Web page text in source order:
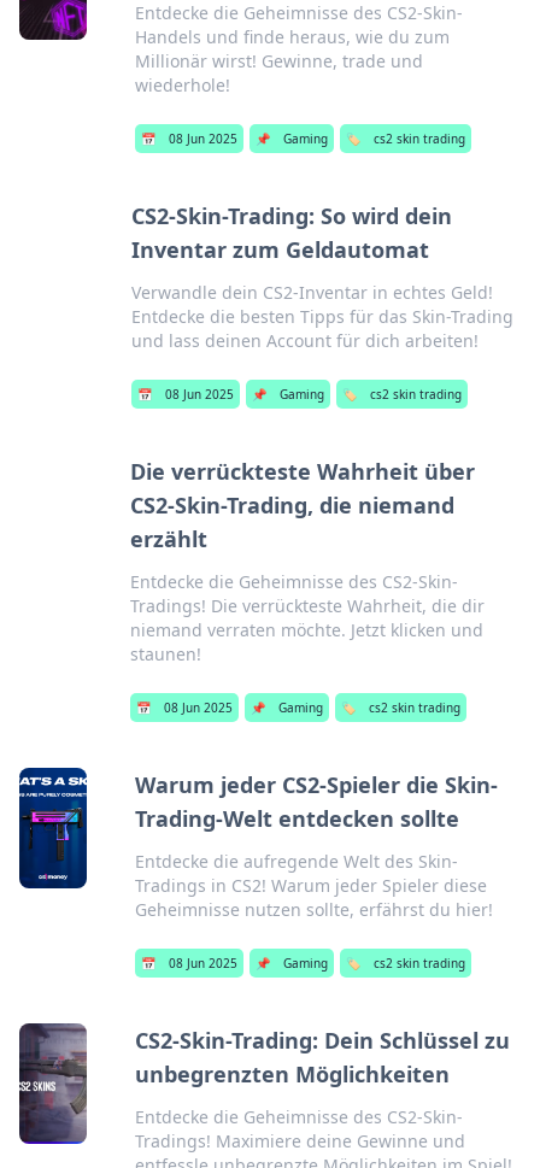
Entdecke die Geheimnisse des CS2-Skin-
Handels und finde heraus, wie du zum
Millionär wirst! Gewinne, trade und
wiederhole!
📅 08 Jun 2025 📌 Gaming 🏷️ cs2 skin trading
CS2-Skin-Trading: So wird dein
Inventar zum Geldautomat
Verwandle dein CS2-Inventar in echtes Geld!
Entdecke die besten Tipps für das Skin-Trading
und lass deinen Account für dich arbeiten!
📅 08 Jun 2025 📌 Gaming 🏷️ cs2 skin trading
Die verrückteste Wahrheit über
CS2-Skin-Trading, die niemand
erzählt
Entdecke die Geheimnisse des CS2-Skin-
Tradings! Die verrückteste Wahrheit, die dir
niemand verraten möchte. Jetzt klicken und
staunen!
📅 08 Jun 2025 📌 Gaming 🏷️ cs2 skin trading
Warum jeder CS2-Spieler die Skin-
Trading-Welt entdecken sollte
Entdecke die aufregende Welt des Skin-
Tradings in CS2! Warum jeder Spieler diese
Geheimnisse nutzen sollte, erfährst du hier!
📅 08 Jun 2025 📌 Gaming 🏷️ cs2 skin trading
CS2-Skin-Trading: Dein Schlüssel zu
unbegrenzten Möglichkeiten
Entdecke die Geheimnisse des CS2-Skin-
Tradings! Maximiere deine Gewinne und